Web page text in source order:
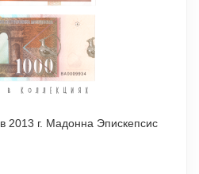
2013 г. Мадонна Эпискепсис